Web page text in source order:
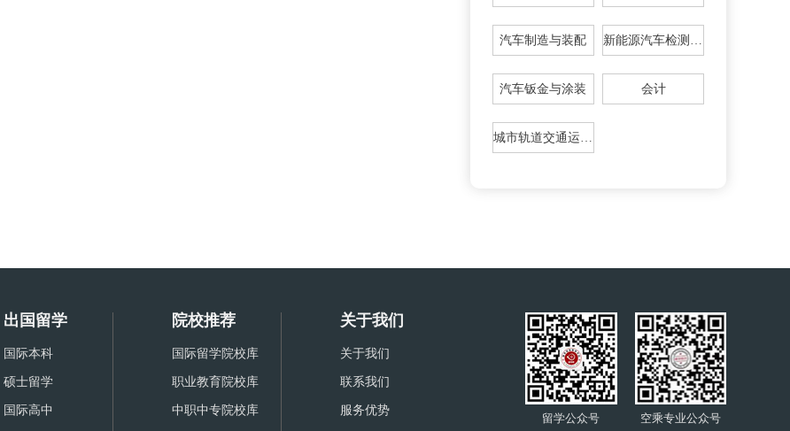
汽车制造与装配 新能源汽车检测与维修
汽车钣金与涂装 会计
城市轨道交通运输与管理
出国留学
国际本科
硕士留学
国际高中
院校推荐
国际留学院校库
职业教育院校库
中职中专院校库
关于我们
关于我们
联系我们
服务优势
空乘专业公众号
留学公众号